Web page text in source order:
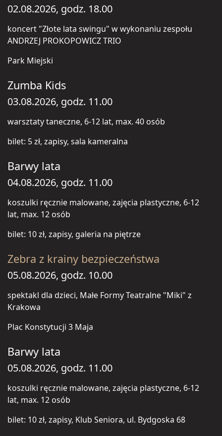
02.08.2026, godz. 18.00
koncert "Złote lata swingu" w wykonaniu zespołu
ANDRZEJ PROKOPOWICZ TRIO
Park Miejski
Zumba Kids
03.08.2026, godz. 11.00
warsztaty taneczne, 6-12 lat, max. 40 osób
bilet: 5 zł, zapisy, sala kameralna
Barwy lata
04.08.2026, godz. 11.00
koszulki ręcznie malowane, zajęcia plastyczne, 6-12
lat, max. 12 osób
bilet: 10 zł, zapisy, galeria na piętrze
Zebra z krainy bezpieczeństwa
05.08.2026, godz. 10.00
spektakl dla dzieci, Małe Formy Teatralne "Miki" z
Krakowa
Plac Konstytucji 3 Maja
Barwy lata
05.08.2026, godz. 11.00
koszulki ręcznie malowane, zajęcia plastyczne, 6-12
lat, max. 12 osób
bilet: 10 zł, zapisy, Klub Seniora, ul. Bydgoska 68